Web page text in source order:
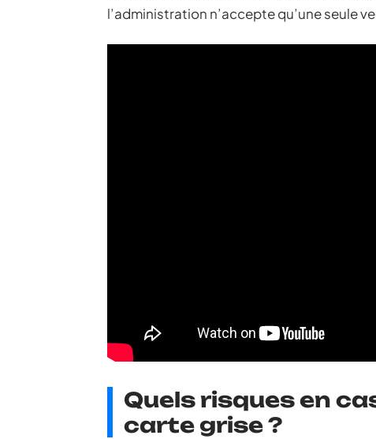
l’administration n’accepte qu’une seule
Quels risques en
carte grise ?